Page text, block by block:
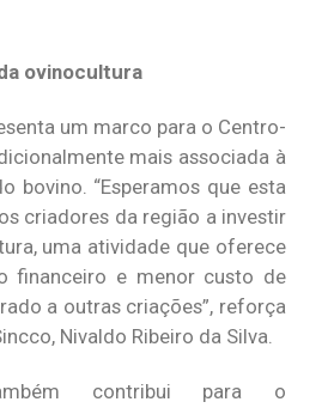
ovinocultura
um marco para o Centro-
mais associada à
bovino. “Esperamos que esta
criadores da região a investir
uma atividade que oferece
financeiro e menor custo de
a outras criações”, reforça
Nivaldo Ribeiro da Silva.
contribui para o